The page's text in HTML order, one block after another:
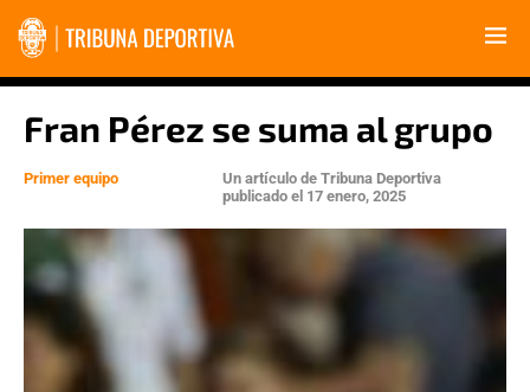
Fran Pérez se suma al grupo
Primer equipo Un artículo de Tribuna Deportiva
publicado el 17 enero, 2025